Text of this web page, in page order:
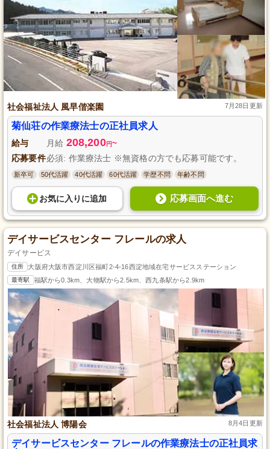
社会福祉法人 風早偕楽園 7月28日更新
菊仙荘の作業療法士の正社員求人
給与 月給 208,200円~
応募要件必須: 作業療法士 ※無資格の方でも応募可能です。
新卒可 50代活躍 40代活躍 60代活躍 学歴不問 年齢不問
お気に入り に追加 応募画面へ進む
デイサービスセンター フレールの求人
デイサービス
住所 大阪府大阪市西淀川区福町2-4-16西淀地域在宅サービスステーション
最寄駅 福駅から0.3km、大物駅から2.5km、西九条駅から2.9km
社会福祉法人 博陽会 8月4日更新
デイサービスセンター フレールの作業療法士の正社員求